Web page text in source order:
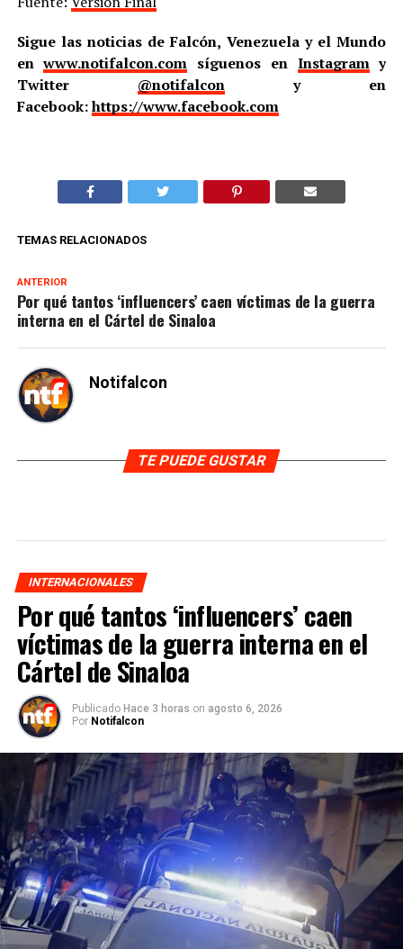
Sigue las noticias de Falcón, Venezuela y el Mundo
enwww.notifalcon.com síguenos en Instagramy
Twitter @notifalcony en
Facebook:https://www.facebook.com
TEMAS RELACIONADOS
ANTERIOR
Por qué tantos ‘influencers’ caen víctimas de la guerra
interna en el Cártel de Sinaloa
Notifalcon
TE PUEDE GUSTAR
INTERNACIONALES
Por qué tantos ‘influencers’ caen
víctimas de la guerra interna en el
Cártel de Sinaloa
Publicado Hace 3 horas on agosto 6, 2026
Por Notifalcon